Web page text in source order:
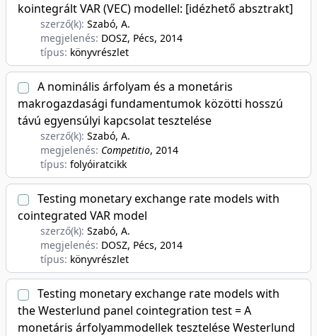
kointegrált VAR (VEC) modellel: [idézhető absztrakt]
szerző(k): Szabó, A.
megjelenés: DOSZ, Pécs, 2014
típus: könyvrészlet
A nominális árfolyam és a monetáris
makrogazdasági fundamentumok közötti hosszú
távú egyensúlyi kapcsolat tesztelése
szerző(k): Szabó, A.
megjelenés: Competitio, 2014
típus: folyóiratcikk
Testing monetary exchange rate models with
cointegrated VAR model
szerző(k): Szabó, A.
megjelenés: DOSZ, Pécs, 2014
típus: könyvrészlet
Testing monetary exchange rate models with
the Westerlund panel cointegration test = A
monetáris árfolyammodellek tesztelése Westerlund